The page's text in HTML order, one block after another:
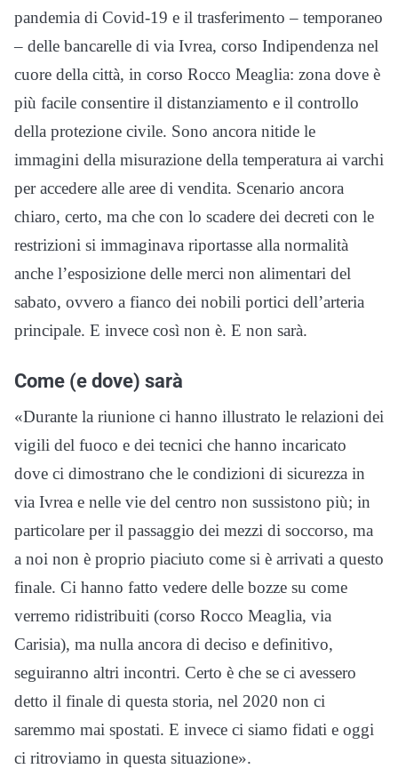
pandemia di Covid-19 e il trasferimento – temporaneo
– delle bancarelle di via Ivrea, corso Indipendenza nel
cuore della città, in corso Rocco Meaglia: zona dove è
più facile consentire il distanziamento e il controllo
della protezione civile. Sono ancora nitide le
immagini della misurazione della temperatura ai varchi
per accedere alle aree di vendita. Scenario ancora
chiaro, certo, ma che con lo scadere dei decreti con le
restrizioni si immaginava riportasse alla normalità
anche l’esposizione delle merci non alimentari del
sabato, ovvero a fianco dei nobili portici dell’arteria
principale. E invece così non è. E non sarà.
Come (e dove) sarà
«Durante la riunione ci hanno illustrato le relazioni dei
vigili del fuoco e dei tecnici che hanno incaricato
dove ci dimostrano che le condizioni di sicurezza in
via Ivrea e nelle vie del centro non sussistono più; in
particolare per il passaggio dei mezzi di soccorso, ma
a noi non è proprio piaciuto come si è arrivati a questo
finale. Ci hanno fatto vedere delle bozze su come
verremo ridistribuiti (corso Rocco Meaglia, via
Carisia), ma nulla ancora di deciso e definitivo,
seguiranno altri incontri. Certo è che se ci avessero
detto il finale di questa storia, nel 2020 non ci
saremmo mai spostati. E invece ci siamo fidati e oggi
ci ritroviamo in questa situazione».